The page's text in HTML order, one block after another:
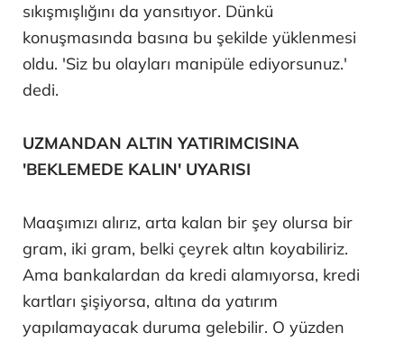
sıkışmışlığını da yansıtıyor. Dünkü
konuşmasında basına bu şekilde yüklenmesi
oldu. 'Siz bu olayları manipüle ediyorsunuz.'
dedi.
UZMANDAN ALTIN YATIRIMCISINA
'BEKLEMEDE KALIN' UYARISI
Maaşımızı alırız, arta kalan bir şey olursa bir
gram, iki gram, belki çeyrek altın koyabiliriz.
Ama bankalardan da kredi alamıyorsa, kredi
kartları şişiyorsa, altına da yatırım
yapılamayacak duruma gelebilir. O yüzden